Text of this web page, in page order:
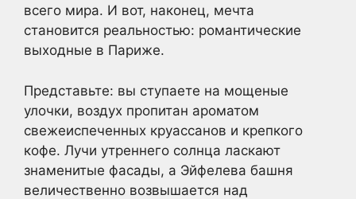
всего мира. И вот, наконец, мечта
становится реальностью: романтические
выходные в Париже.
Представьте: вы ступаете на мощеные
улочки, воздух пропитан ароматом
свежеиспеченных круассанов и крепкого
кофе. Лучи утреннего солнца ласкают
знаменитые фасады, а Эйфелева башня
величественно возвышается над